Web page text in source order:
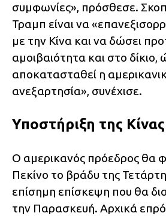
συμφωνίες», πρόσθεσε.
Τραμπ είναι να
με την Κίνα και να δώσει
αμοιβαιότητα και στο δίκιο,
αποκατασταθεί η
ανεξαρτησία», συνέχισε.
Υποστήριξη της
Ο αμερικανός πρόεδρος θα
Πεκίνο το βράδυ της
επίσημη επίσκεψη που θα
την Παρασκευή. Αρχικά